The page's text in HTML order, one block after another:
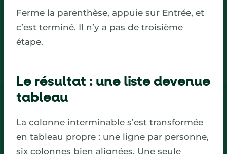
Ferme la parenthèse, appuie sur Entrée, et
c’est terminé. Il n’y a pas de troisième
étape.
Le résultat : une liste devenue
tableau
La colonne interminable s’est transformée
en tableau propre : une ligne par personne,
six colonnes bien alignées. Une seule